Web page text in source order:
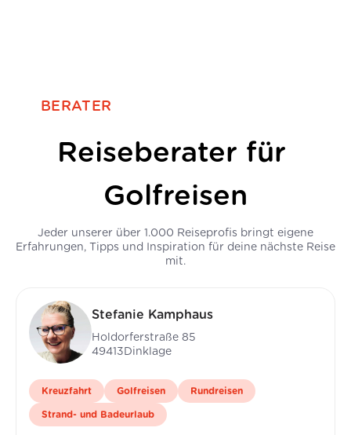
BERATER
Reiseberater für
Golfreisen
Jeder unserer über 1.000 Reiseprofis bringt eigene
Erfahrungen, Tipps und Inspiration für deine nächste Reise
mit.
Stefanie Kamphaus
Holdorferstraße 85
49413 Dinklage
Kreuzfahrt Golfreisen Rundreisen
Strand- und Badeurlaub